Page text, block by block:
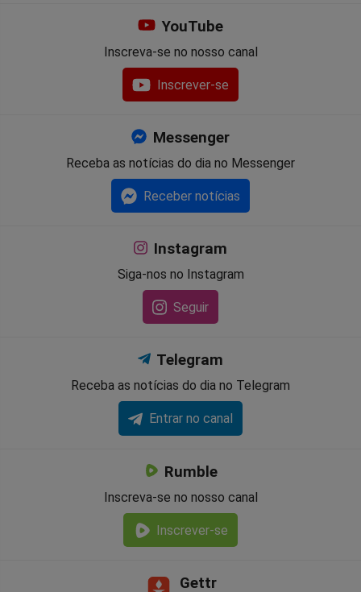
YouTube
Inscreva-se no nosso canal
Inscrever-se
Messenger
Receba as notícias do dia no Messenger
Receber notícias
Instagram
Siga-nos no Instagram
Seguir
Telegram
Receba as notícias do dia no Telegram
Entrar no canal
Rumble
Inscreva-se no nosso canal
Inscrever-se
Gettr